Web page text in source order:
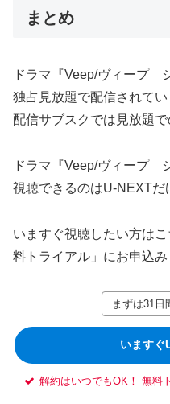
まとめ
ドラマ『Veep/ヴィープ
独占見放題で配信されて
配信サブスクでは見放題で
ドラマ『Veep/ヴィープ
視聴できるのはU-NEXTだ
いますぐ視聴したい方は
料トライアル」にお申込み
まずは31日
いますぐ
解約はいつでもOK！ 無料